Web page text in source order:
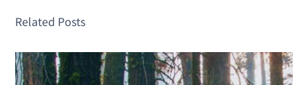
Related Posts